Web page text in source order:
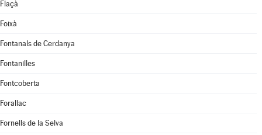
Flaçà
Foixà
Fontanals de Cerdanya
Fontanilles
Fontcoberta
Forallac
Fornells de la Selva